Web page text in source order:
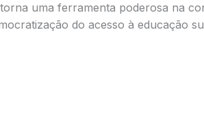
uma ferramenta poderosa na
do acesso à educação